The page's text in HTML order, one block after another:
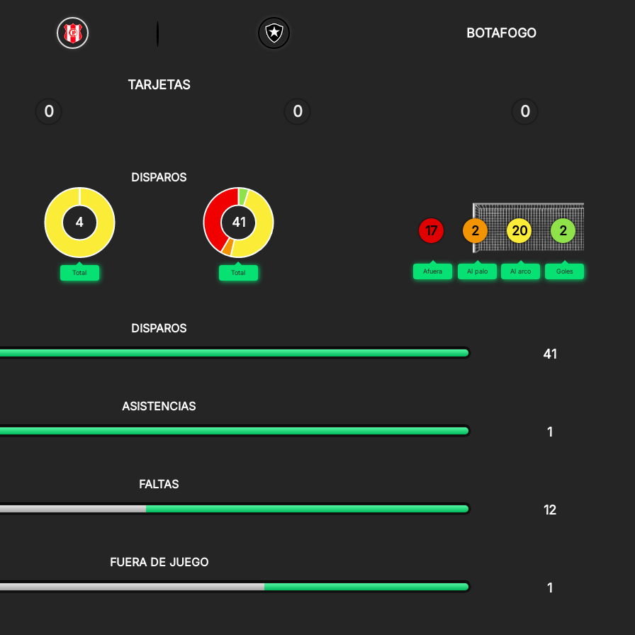
BOTAFOGO
TARJETAS
0 0 0
DISPAROS
4
Total
41
Total
2
20
2
17
Goles
Al arco
Al palo
Afuera
DISPAROS
41
ASISTENCIAS
1
FALTAS
12
FUERA DE JUEGO
1